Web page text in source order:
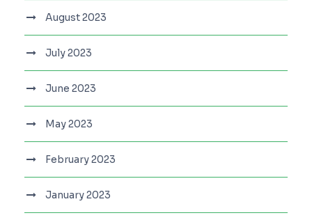
August 2023
July 2023
June 2023
May 2023
February 2023
January 2023